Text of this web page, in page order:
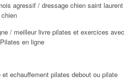
agressif / dressage chien saint laurent
/ meilleur livre pilates et exercices avec
en ligne
echauffement pilates debout ou pilate